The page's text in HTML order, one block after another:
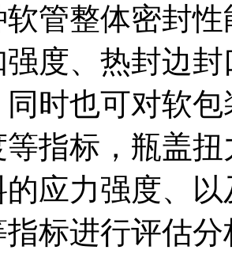
软管整体密封
强度、热封边
时也可对软
等指标，瓶盖
的应力强度、
标进行评估分